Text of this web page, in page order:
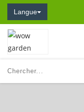
Langue